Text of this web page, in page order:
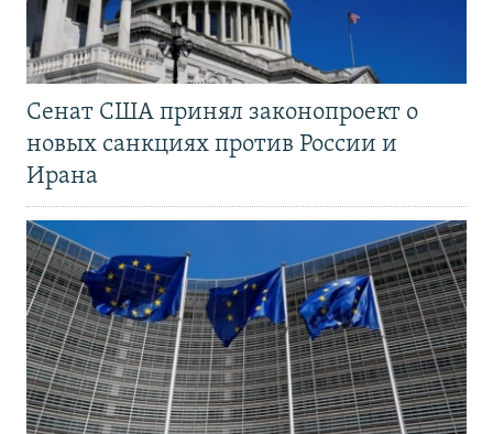
Сенат США принял законопроект о
новых санкциях против России и
Ирана